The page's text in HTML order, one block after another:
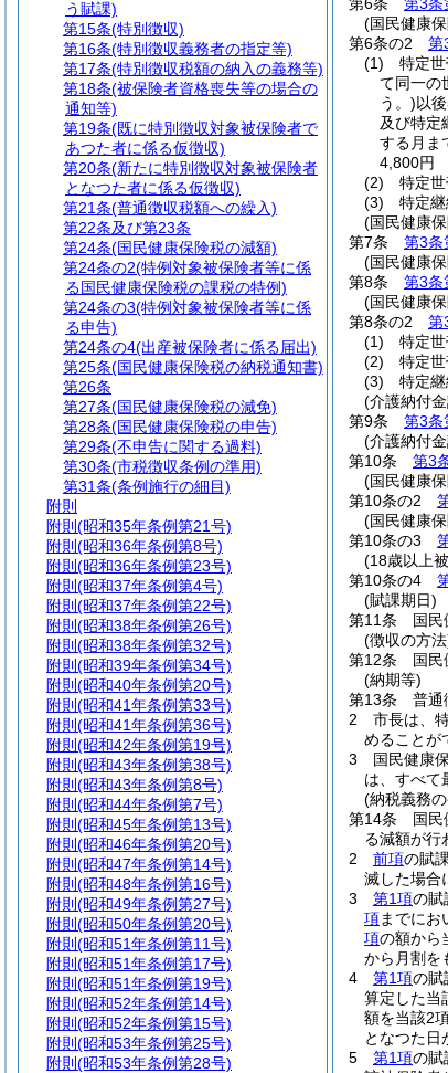
(国民健康
第6条の2
第
(1)
特定
て同一の
う。)以
及び特定
する月ま
4,800円
(2)
特定
(3)
特定
(国民健康
第7条
第3条
(国民健康
第8条
第3条
(国民健康
第8条の2
第
(1)
特定
(2)
特定
(3)
特定
(介護納付
第9条
第3条
(介護納付
第10条
第3
(国民健康
第10条の2
(国民健康
第10条の3
(18歳以上
第10条の4
(賦課期日)
第11条
国民
(徴収の方
第12条
国民
(納期等)
第13条
普通
2
市長は、
めることが
3
国民健康
は、すべて
(納税義務
第14条
国民
る減額が行
2
前項の賦
滅した場合
3
第1項の賦
項までにお
項の額から
から月割を
4
第1項の賦
算定した当
額を当該2
となつた日
5
第1項の賦
う賦課)
第15条(特別徴収)
第16条(特別徴収義務者の指定等)
第17条(特別徴収税額の納入の義務等)
第18条(被保険者資格喪失等の場合の
通知等)
第19条(既に特別徴収対象被保険者で
あつた者に係る仮徴収)
第20条(新たに特別徴収対象被保険者
となつた者に係る仮徴収)
第21条(普通徴収税額への繰入)
第22条及び第23条
第24条(国民健康保険税の減額)
第24条の2(特例対象被保険者等に係
る国民健康保険税の課税の特例)
第24条の3(特例対象被保険者等に係
る申告)
第24条の4(出産被保険者に係る届出)
第25条(国民健康保険税の納税通知書)
第26条
第27条(国民健康保険税の減免)
第28条(国民健康保険税の申告)
第29条(不申告に関する過料)
第30条(市税徴収条例の準用)
第31条(条例施行の細目)
附則
附則 (昭和35年条例第21号)
附則 (昭和36年条例第8号)
附則 (昭和36年条例第23号)
附則 (昭和37年条例第4号)
附則 (昭和37年条例第22号)
附則 (昭和38年条例第26号)
附則 (昭和38年条例第32号)
附則 (昭和39年条例第34号)
附則 (昭和40年条例第20号)
附則 (昭和41年条例第33号)
附則 (昭和41年条例第36号)
附則 (昭和42年条例第19号)
附則 (昭和43年条例第38号)
附則 (昭和43年条例第8号)
附則 (昭和44年条例第7号)
附則 (昭和45年条例第13号)
附則 (昭和46年条例第20号)
附則 (昭和47年条例第14号)
附則 (昭和48年条例第16号)
附則 (昭和49年条例第27号)
附則 (昭和50年条例第20号)
附則 (昭和51年条例第11号)
附則 (昭和51年条例第17号)
附則 (昭和51年条例第19号)
附則 (昭和52年条例第14号)
附則 (昭和52年条例第15号)
附則 (昭和53年条例第25号)
附則 (昭和53年条例第28号)